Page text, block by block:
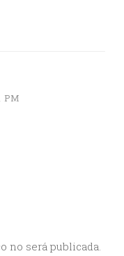
PM
no será publicada.